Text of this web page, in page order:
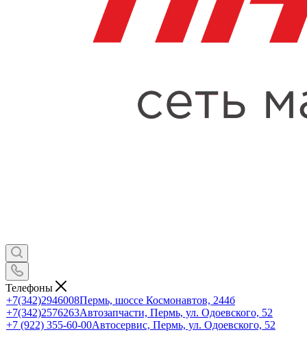
Телефоны
+7(342)2946008Пермь, шоссе Космонавтов, 244б
+7(342)2576263Автозапчасти, Пермь, ул. Одоевского, 52
+7 (922) 355-60-00Автосервис, Пермь, ул. Одоевского, 52